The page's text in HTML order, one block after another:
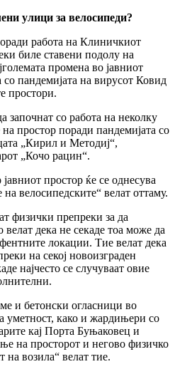
улици за велосипеди?
работа на Клиничкиот
биле ставени подолу на
промена во јавниот
пандемијата на вирусот Ковид
простори.
започнат со работа на неколку
простор поради пандемијата со
„Кирил и Методиј“,
„Кочо рацин“.
простор ќе се однесува
велосипедските“ велат оттаму.
физички препреки за да
велат дека не секаде тоа може да
локации. Тие велат дека
на секој новоизграден
најчесто се случуваат овие
и бетонски огласници во
уметност, како и жардињери со
кај Порта Буњаковец и
на просторот и негово физичко
на возила“ велат тие.